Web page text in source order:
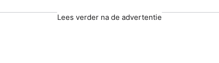
Lees verder na de advertentie